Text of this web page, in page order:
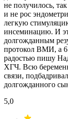
не получилось,
и не рос
легкую
инсеминацию​. И
долгожданным
протокол ВМИ, а 6
радостью пишу
ХГЧ. Всю
связи,
долгожданного
5,0